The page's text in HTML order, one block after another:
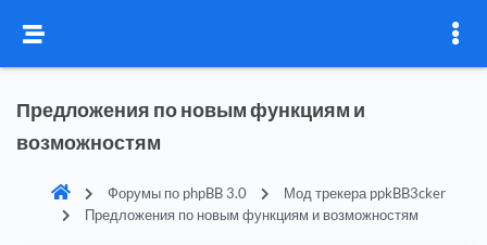
Предложения по новым функциям и
возможностям
Форумы по phpBB 3.0
Мод трекера ppkBB3cker
Предложения по новым функциям и возможностям